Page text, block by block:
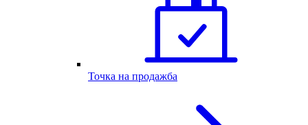
Точка на продажба